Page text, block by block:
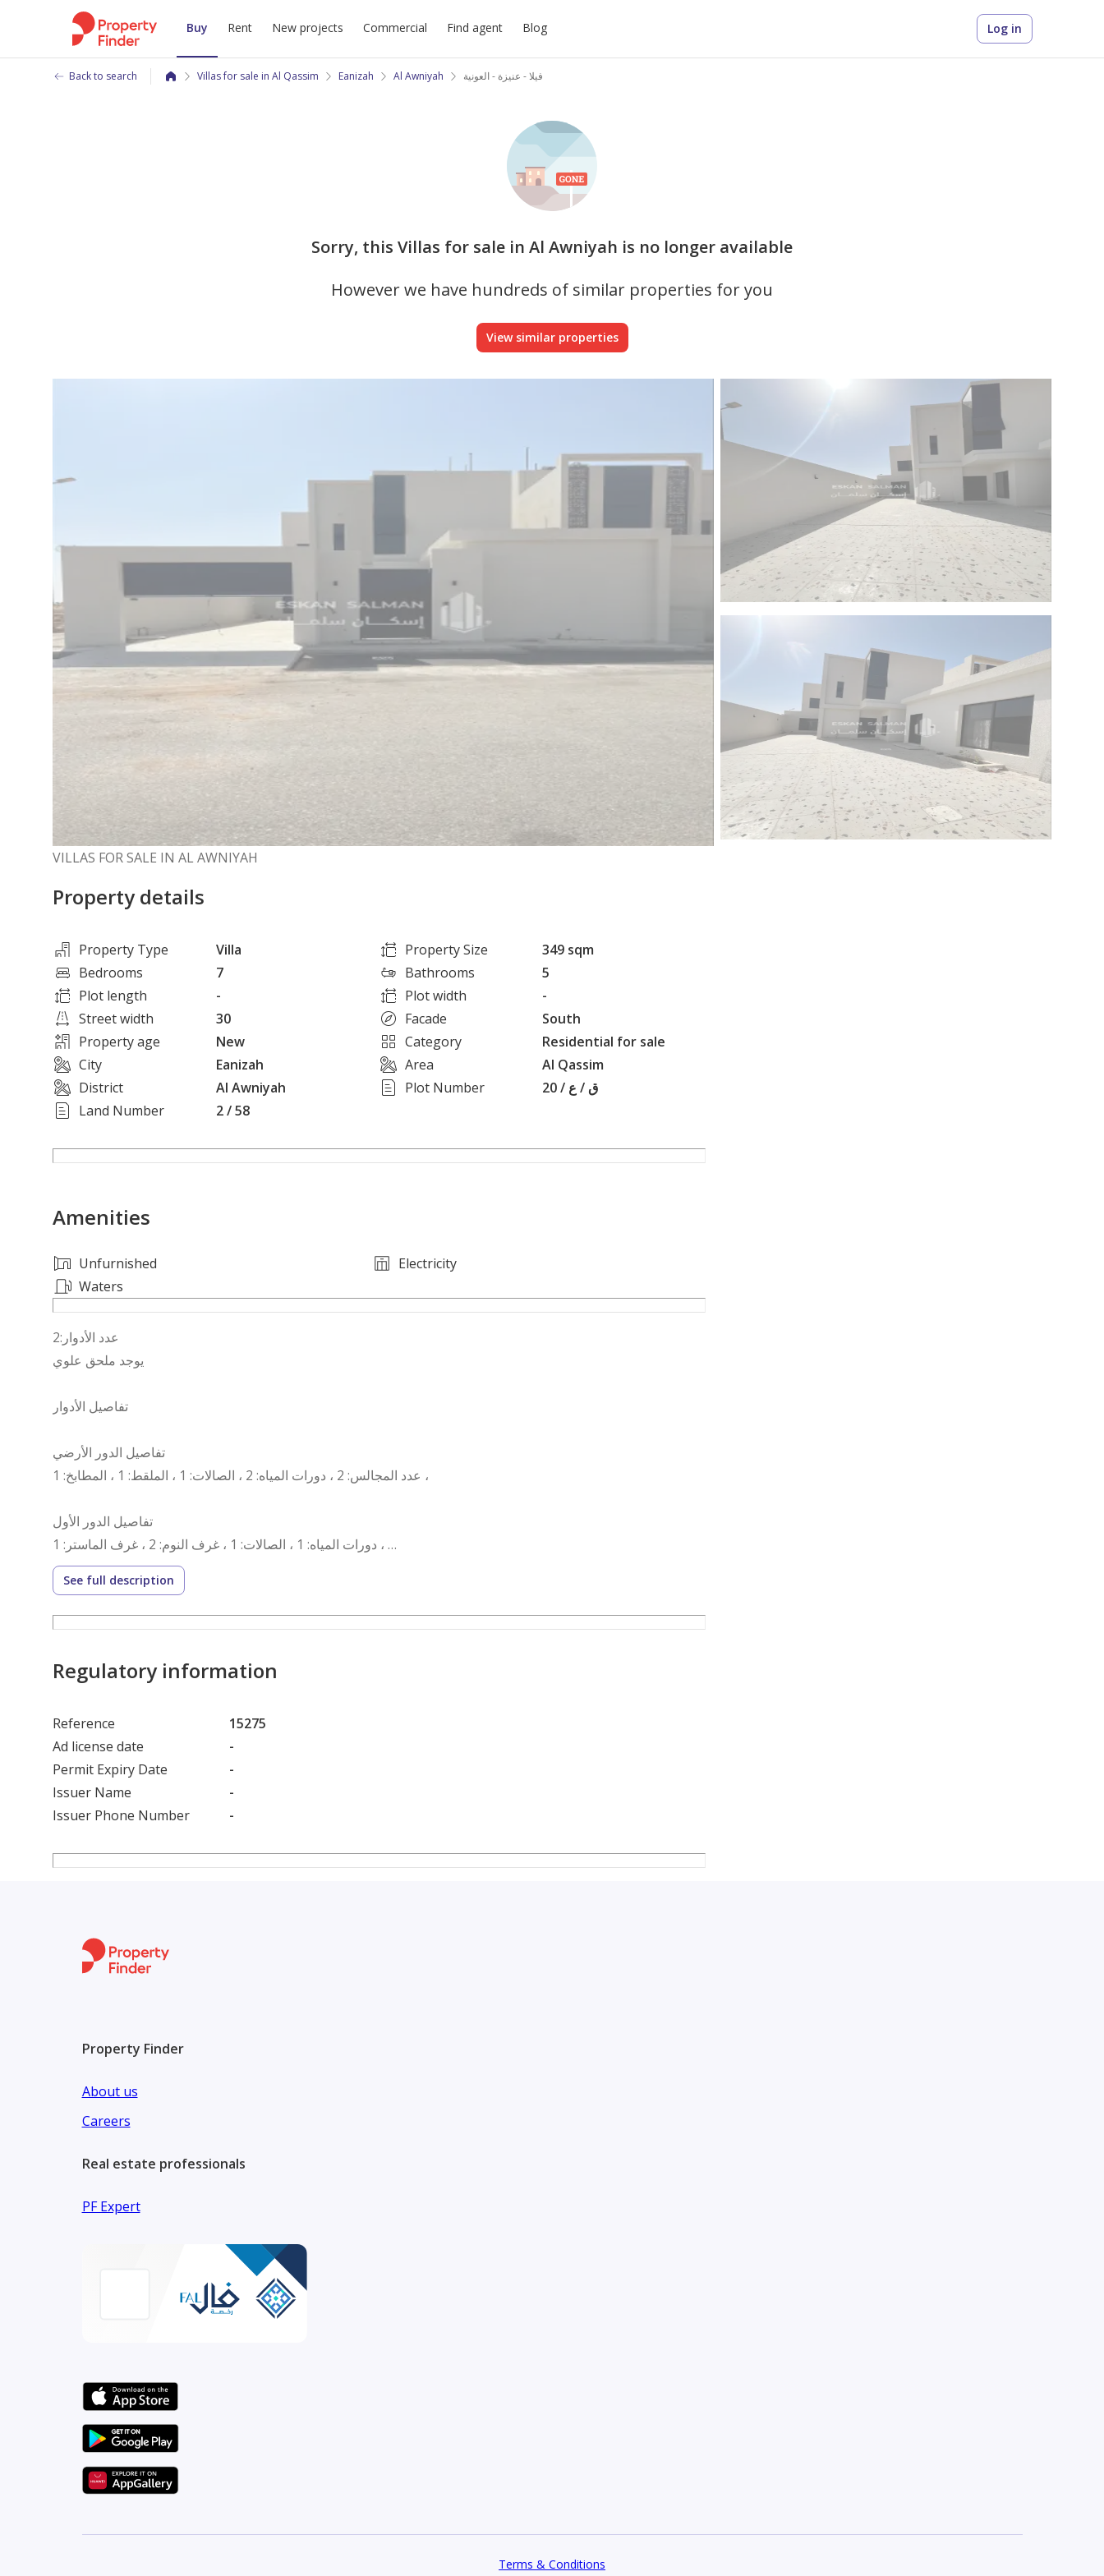
Buy Rent New projects Commercial Find agent Blog Log in
Back to search Villas for sale in Al Qassim Eanizah Al Awniyah فيلا - عنيزة - العونية
Sorry, this Villas for sale in Al Awniyah is no longer available
However we have hundreds of similar properties for you
View similar properties
VILLAS FOR SALE IN AL AWNIYAH
Property details
Property Type Villa Property Size
349 sqm
Bedrooms
7 Bathrooms
5
Plot length
- Plot width
-
Street width
30 Facade
South
Property age
New Category
Residential for sale
City
Eanizah Area
Al Qassim
District
Al Awniyah Plot Number
ق / ع / 20
Land Number
2 / 58
Amenities
Unfurnished
Electricity
Waters
يوجد ملحق علوي
تفاصيل الأدوار
تفاصيل الدور الأرضي
عدد المجالس: 2 ، دورات المياه: 2 ، الصالات: 1 ، الملقط: 1 ، المطابخ: 1 ،
تفاصيل الدور الأول
دورات المياه: 1 ، الصالات: 1 ، غرف النوم: 2 ، غرف الماستر: 1 ،
دورات المياه: 1 ، غرف النوم: 1 ،
رقم العرض: 15275
رقم رخصة فال: 1200019203
See full description
Regulatory information
Reference
15275
Ad license date
-
Permit Expiry Date
-
Issuer Name
-
Issuer Phone Number
-
Property Finder
About us
Careers
Real estate professionals
PF Expert
Terms & Conditions